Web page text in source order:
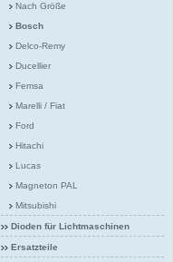
Nach Größe
Bosch
Delco-Remy
Ducellier
Femsa
Marelli / Fiat
Ford
Hitachi
Lucas
Magneton PAL
Mitsubishi
Dioden für Lichtmaschinen
Ersatzteile